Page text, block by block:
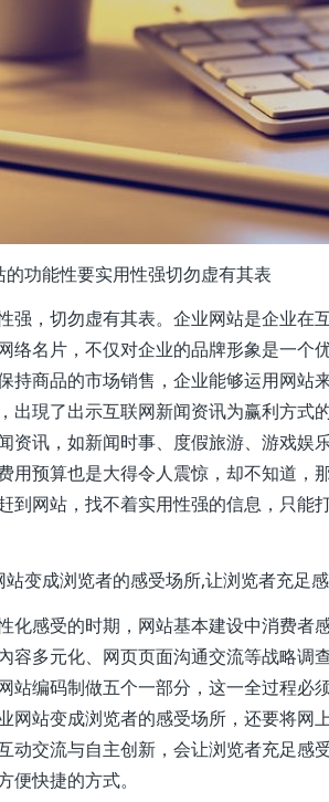
功能性要实用性强切勿虚有其表
强，切勿虚有其表。企业网站是企业
络名片，不仅对企业的品牌形象是一个
持商品的市场销售，企业能够运用网
出現了出示互联网新闻资讯为赢利方式
资讯，如新闻时事、度假旅游、游戏娱
用预算也是大得令人震惊，却不知道，
到网站，找不着实用性强的信息，只
变成浏览者的感受场所,让浏览者充足
化感受的时期，网站基本建设中消费
容多元化、网页页面沟通交流等战略
站编码制做五个一部分，这一全过程必
网站变成浏览者的感受场所，还要将
动交流与自主创新，会让浏览者充足
便快捷的方式。